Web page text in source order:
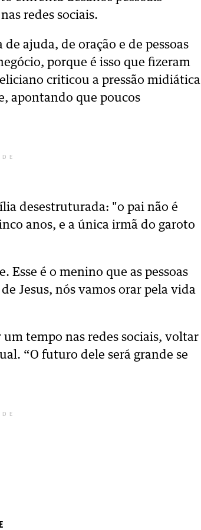
redes sociais.
ajuda, de oração e de pessoas
porque é isso que fizeram
criticou a pressão midiática
apontando que poucos
desestruturada: "o pai não é
anos, e a única irmã do garoto
Esse é o menino que as pessoas
Jesus, nós vamos orar pela vida
tempo nas redes sociais, voltar
“O futuro dele será grande se